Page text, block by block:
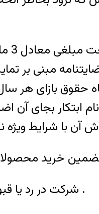
در
مبنی
. در جو موجود کارگران رسمی نیز با امضای
اسم شرکت حذف و نام
2- شرکت در رد یا قبول هر کدام از پیشنهادات مختار است .